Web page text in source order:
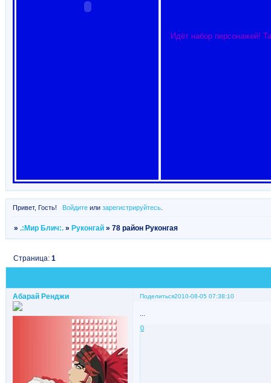
Идёт набор персонажей!
Привет, Гость! Войдитеили зарегистрируйтесь.
» .:Мир Блич:. » Руконгай » 78 район Руконгая
Страница: 1
Поделиться2010-08-05 07:38:10
Абарай Ренджи
0